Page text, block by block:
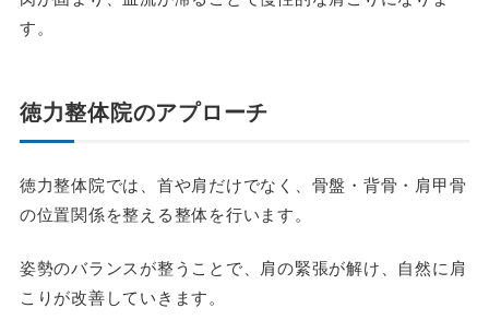
す。
徳力整体院のアプローチ
徳力整体院では、首や肩だけでなく、骨盤・背骨・肩甲骨
の位置関係を整える整体を行います。
姿勢のバランスが整うことで、肩の緊張が解け、自然に肩
こりが改善していきます。